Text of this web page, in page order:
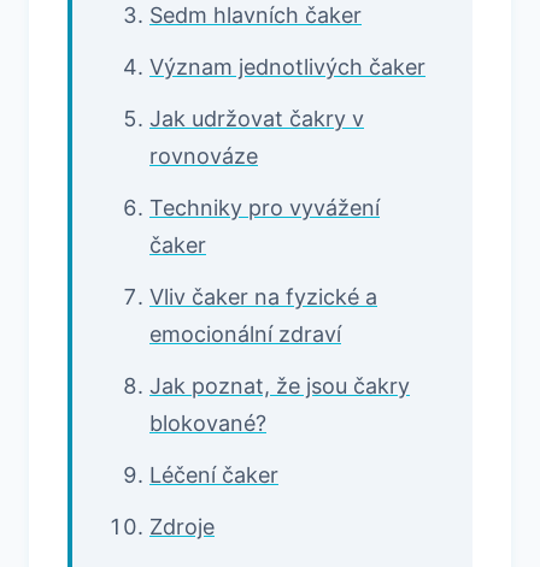
Sedm hlavních čaker
Význam jednotlivých čaker
Jak udržovat čakry v
rovnováze
Techniky pro vyvážení
čaker
Vliv čaker na fyzické a
emocionální zdraví
Jak poznat, že jsou čakry
blokované?
Léčení čaker
Zdroje